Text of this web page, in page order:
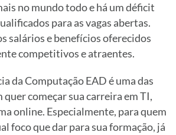
no mundo todo e há um déficit
para as vagas abertas.
salários e benefícios oferecidos
competitivos e atraentes.
da Computação EAD é uma das
quer começar sua carreira em TI,
online. Especialmente, para quem
foco que dar para sua formação, já